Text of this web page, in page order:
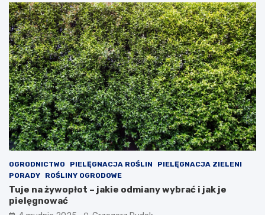
l
e
r
g
i
i
u
d
z
i
e
c
i
j
e
n
a
w
ł
a
s
n
ą
r
ę
k
ę
OGRODNICTWO PIELĘGNACJA ROŚLIN
PIELĘGNACJA ZIELENI
PORADY
ROŚLINY OGRODOWE
Tuje na żywopłot – jakie odmiany wybrać i jak je
pielęgnować